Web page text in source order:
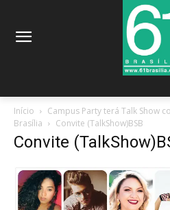
Início
Campus Party terá Talk Show
Brasília
Convite (TalkShow)BSB
Convite